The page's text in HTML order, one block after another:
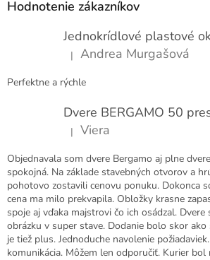
Hodnotenie zákazníkov
Hodnotenie produktu je 5 z 5
| Andrea Murgašová
Perfektne a rýchle
Hodnotenie produktu je 5 z 5
| Viera
Objednavala som dvere Bergamo aj plne
spokojná. Na základe stavebných otvorov a
pohotovo zostavili cenovu ponuku. Dokonca
cena ma milo prekvapila. Obložky krasne
spoje aj vďaka majstrovi čo ich osádzal. Dvere
obrázku v super stave. Dodanie bolo skor
je tiež plus. Jednoduche navolenie
komunikácia. Môžem len odporučiť. Kurier bol